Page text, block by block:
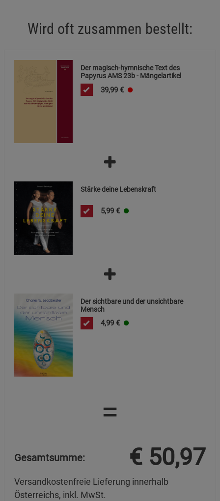
Wird oft zusammen bestellt:
Der magisch-hymnische Text des
Papyrus AMS 23b - Mängelartikel
39,99 €
Stärke deine Lebenskraft
5,99 €
Der sichtbare und der unsichtbare
Mensch
4,99 €
=
Gesamtsumme: € 50,97
Versandkostenfreie Lieferung innerhalb
Österreichs, inkl. MwSt.
Beschreibung Notwendige Cookies
Statistik Cookies (1) Statistik Cookies
Beschreibung Statistik Cookies
Marketing Cookies (3)
Cookie-Informationen
Datenschutzerklärung